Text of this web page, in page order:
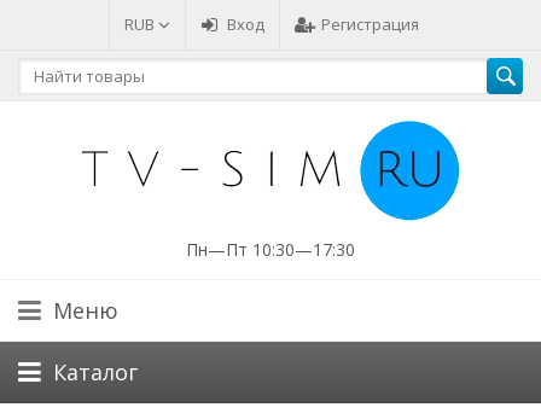
RUB Вход Регистрация
Пн—Пт 10:30—17:30
Меню
Каталог